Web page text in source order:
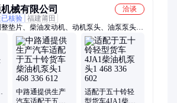
械有限公司
洽谈
核验 福建莆田
垫片、柴油发动机、动机泵头、油泵泵头、
油喷射泵泵头、柴油车喷油嘴、油嘴调整铝垫
中路通提供生产
适配于五十铃轻